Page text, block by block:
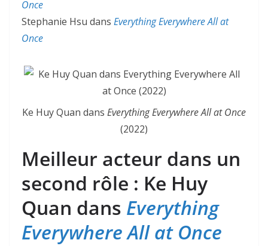
Once
Stephanie Hsu dans Everything Everywhere All at
Once
Ke Huy Quan dans Everything Everywhere All at Once
(2022)
Meilleur acteur dans un
second rôle : Ke Huy
Quan dans Everything
Everywhere All at Once